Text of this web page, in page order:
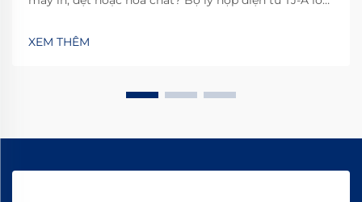
bảo an toàn không chứa amiăng. Khám phá cách các
nhà sản xuất hàng đầu thế giới đạt độ tin cậy 99,8%—
XEM THÊM